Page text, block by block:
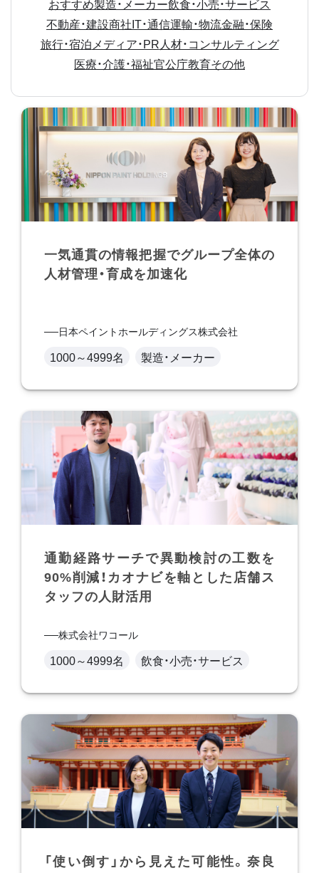
不動産・建設商社IT・通信運輸・物流金融・保険
旅行・宿泊 メディア・PR人材・コンサルティング
医療・介護・福祉官公庁教育その他
一気通貫の情報把握でグループ全体の
人材管理・育成を加速化
日本ペイントホールディングス株式会社
1000～4999名 製造・メーカー
通勤経路サーチで異動検討の工数を
90%削減！カオナビを軸とした店舗ス
タッフの人財活用
株式会社ワコール
1000～4999名 飲食・小売・サービス
「使い倒す」から見えた可能性。奈良